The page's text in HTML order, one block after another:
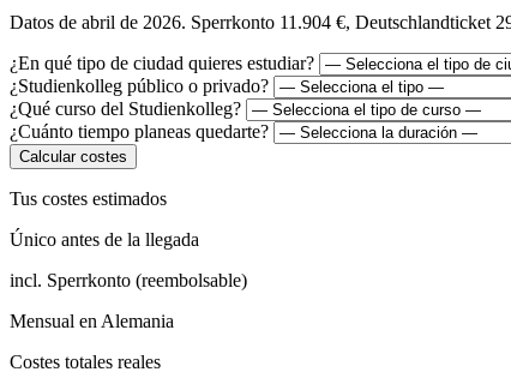
Datos de abril de 2026. Sperrkonto 11.904 €, Deutschlandticket
¿En qué tipo de ciudad quieres estudiar?
¿Studienkolleg público o privado?
¿Qué curso del Studienkolleg?
¿Cuánto tiempo planeas quedarte?
Calcular costes
Tus costes estimados
Único antes de la llegada
incl. Sperrkonto (reembolsable)
Mensual en Alemania
Costes totales reales